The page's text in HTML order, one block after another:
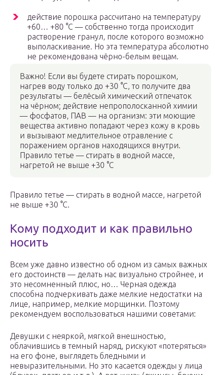
действие порошка рассчитано на температуру
+60… +80 °C — собственно тогда происходит
растворение гранул, после которого возможно
выполаскивание. Но эта температура абсолютно
не рекомендована чёрно-белым вещам.
Важно! Если вы будете стирать порошком,
нагрев воду только до +30 °C, то получите два
результаты — белёсый химический отпечаток
на чёрном; действие непрополосканной химии
— фосфатов, ПАВ — на организм: эти моющие
вещества активно попадают через кожу в кровь
и вызывают медлительное отравление с
поражением органов находящихся внутри.
Правило тетье — стирать в водной массе,
нагретой не выше +30 °C
Правило тетье — стирать в водной массе, нагретой
не выше +30 °C.
Кому подходит и как правильно
носить
Всем уже давно известно об одном из самых важных
его достоинств — делать нас визуально стройнее, и
это несомненный плюс, но… Черная одежда
способна подчеркивать даже мелкие недостатки на
лице, например, мелкие морщинки. Поэтому
рекомендуем воспользоваться нашими советами:
Девушки с неяркой, мягкой внешностью,
облачившись в темный наряд, рискуют «потеряться»
на его фоне, выглядеть бледными и
невыразительными. Но это касается одежды у лица